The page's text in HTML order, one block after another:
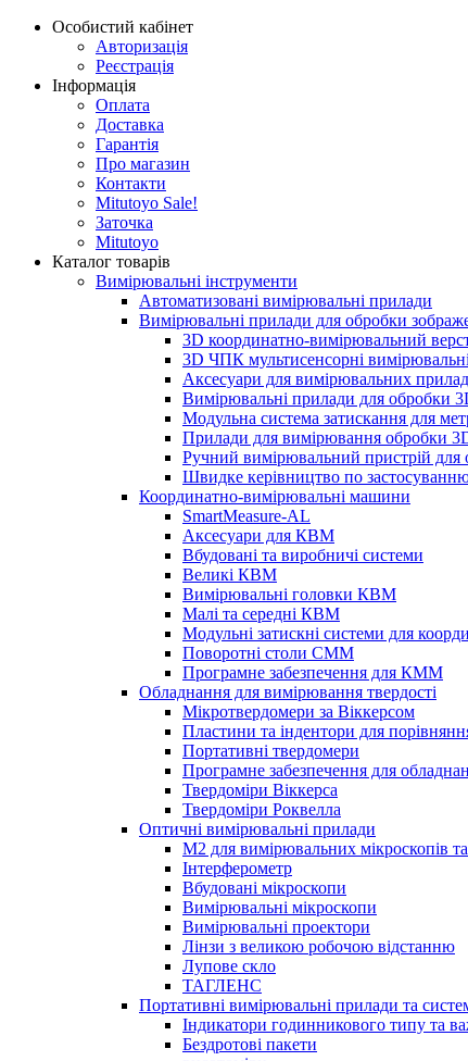
Особистий кабінет
Авторизація
Реєстрація
Інформація
Оплата
Доставка
Гарантія
Про магазин
Контакти
Mitutoyo Sale!
Заточка
Mitutoyo
Каталог товарів
Вимірювальні інструменти
Автоматизовані вимірювальні прилади
Вимірювальні прилади для обробки
3D координатно-вимірювальний
3D ЧПК мультисенсорні
Аксесуари для вимірювальних
Вимірювальні прилади для обробки
Модульна система затискання для
Прилади для вимірювання обробки
Ручний вимірювальний пристрій
Швидке керівництво по
Координатно-вимірювальні машини
SmartMeasure-AL
Аксесуари для КВМ
Вбудовані та виробничі системи
Великі КВМ
Вимірювальні головки КВМ
Малі та середні КВМ
Модульні затискні системи для
Поворотні столи CMM
Програмне забезпечення для КММ
Обладнання для вимірювання твердості
Мікротвердомери за Віккерсом
Пластини та індентори для
Портативні твердомери
Програмне забезпечення для
Твердоміри Віккерса
Твердоміри Роквелла
Оптичні вимірювальні прилади
M2 для вимірювальних мікроскопів
Інтерферометр
Вбудовані мікроскопи
Вимірювальні мікроскопи
Вимірювальні проектори
Лінзи з великою робочою відстанню
Лупове скло
ТАГЛЕНС
Портативні вимірювальні прилади та
Індикатори годинникового типу та
Бездротові пакети